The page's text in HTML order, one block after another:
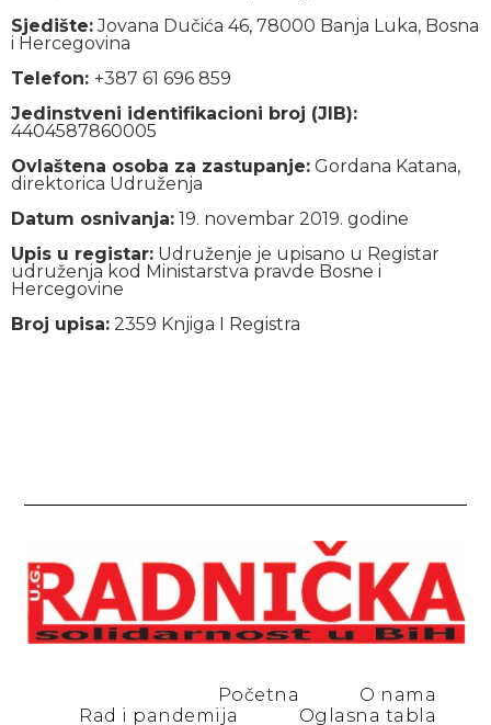
Sjedište:Jovana Dučića 46, 78000 Banja Luka, Bosna
i Hercegovina
Telefon: +387 61 696 859
Jedinstveni identifikacioni broj (JIB):
4404587860005
Ovlaštena osoba za zastupanje: Gordana Katana,
direktorica Udruženja
Datum osnivanja: 19. novembar 2019. godine
Upis u registar: Udruženje je upisano u Registar
udruženja kod Ministarstva pravde Bosne i
Hercegovine
Broj upisa: 2359 Knjiga I Registra
Početna
O nama
Rad i pandemija
Oglasna tabla